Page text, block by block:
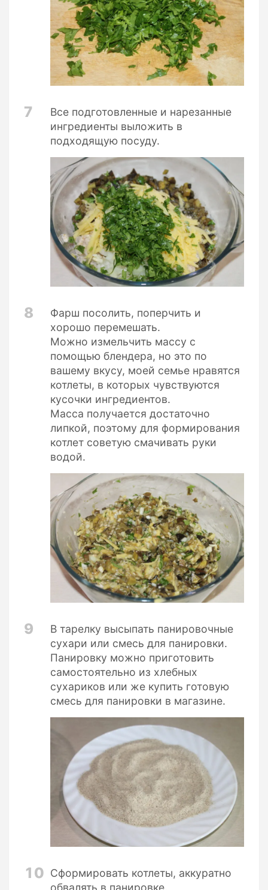
7
Все подготовленные и нарезанные
ингредиенты выложить в
подходящую посуду.
8
Фарш посолить, поперчить и
хорошо перемешать.
Можно измельчить массу с
помощью блендера, но это по
вашему вкусу, моей семье нравятся
котлеты, в которых чувствуются
кусочки ингредиентов.
Масса получается достаточно
липкой, поэтому для формирования
котлет советую смачивать руки
водой.
9
В тарелку высыпать панировочные
сухари или смесь для панировки.
Панировку можно приготовить
самостоятельно из хлебных
сухариков или же купить готовую
смесь для панировки в магазине.
10 Сформировать котлеты, аккуратно
обвалять в панировке.